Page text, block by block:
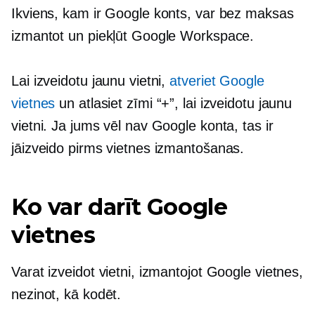
Ikviens, kam ir Google konts, var bez maksas
izmantot un piekļūt Google Workspace.
Lai izveidotu jaunu vietni,atveriet Google
vietnes un atlasiet zīmi “+”, lai izveidotu jaunu
vietni. Ja jums vēl nav Google konta, tas ir
jāizveido pirms vietnes izmantošanas.
Ko var darīt Google
vietnes
Varat izveidot vietni, izmantojot Google vietnes,
nezinot, kā kodēt.